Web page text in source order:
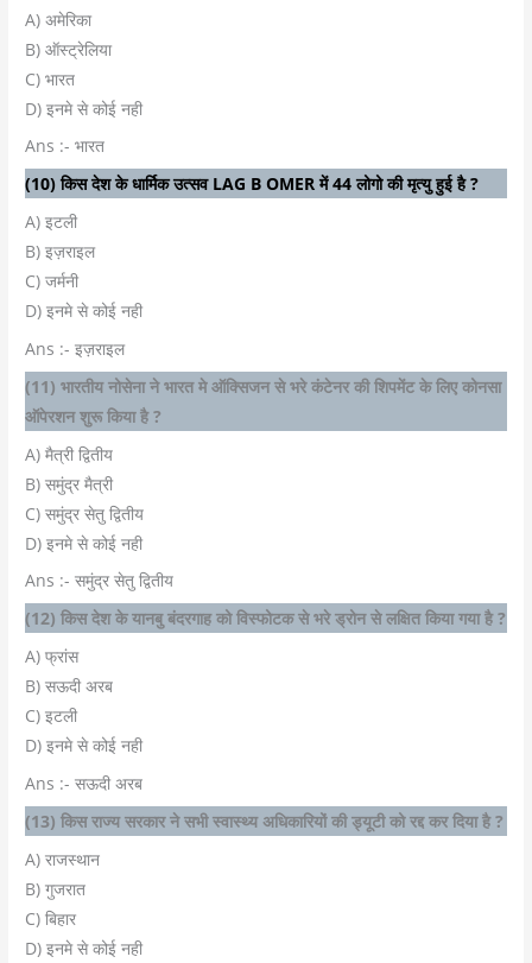
A) अमेरिका
B) ऑस्ट्रेलिया
C) भारत
D) इनमे से कोई नही
Ans :- भारत
(10) किस देश के धार्मिक उत्सव LAG B OMER में 44 लोगो की मृत्यु हुई है ?
A) इटली
B) इज़राइल
C) जर्मनी
D) इनमे से कोई नही
Ans :- इज़राइल
(11) भारतीय नोसेना ने भारत मे ऑक्सिजन से भरे कंटेनर की शिपमेंट के लिए कोनसा
ऑपेरशन शुरू किया है ?
A) मैत्री द्वितीय
B) समुंद्र मैत्री
C) समुंद्र सेतु द्वितीय
D) इनमे से कोई नही
Ans :- समुंद्र सेतु द्वितीय
(12) किस देश के यानबु बंदरगाह को विस्फोटक से भरे ड्रोन से लक्षित किया गया है ?
A) फ्रांस
B) सऊदी अरब
C) इटली
D) इनमे से कोई नही
Ans :- सऊदी अरब
(13) किस राज्य सरकार ने सभी स्वास्थ्य अधिकारियों की ड्यूटी को रद्द कर दिया है ?
A) राजस्थान
B) गुजरात
C) बिहार
D) इनमे से कोई नही